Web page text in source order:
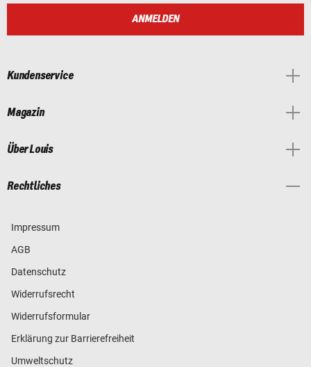
ANMELDEN
Kundenservice
Magazin
Über Louis
Rechtliches
Impressum
AGB
Datenschutz
Widerrufsrecht
Widerrufsformular
Erklärung zur Barrierefreiheit
Umweltschutz